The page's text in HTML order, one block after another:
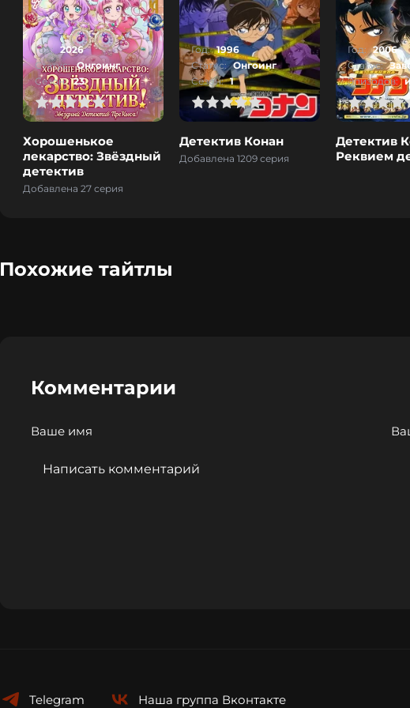
Год: 2026
Статус: Онгоинг
Сезон: 23
Хорошенькое
лекарство: Звёздный
детектив
Добавлена 27 серия
Год: 1996
Статус: Онгоинг
Сезон: 1
0 1 2 3 4
Детектив Конан
Добавлена 1209 серия
Год: 2006
Статус:
Эпизодов:
0 1 2 3 4
Детектив
Реквием
0
Похожие тайтлы
Комментарии
Telegram Наша группа Вконтакте